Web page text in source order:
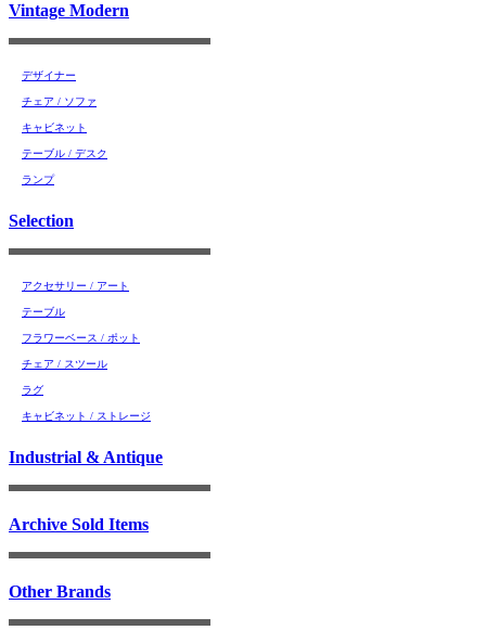
Vintage Modern
デザイナー
チェア / ソファ
キャビネット
テーブル / デスク
ランプ
Selection
アクセサリー / アート
テーブル
フラワーベース / ポット
チェア / スツール
ラグ
キャビネット / ストレージ
Industrial & Antique
Archive Sold Items
Other Brands